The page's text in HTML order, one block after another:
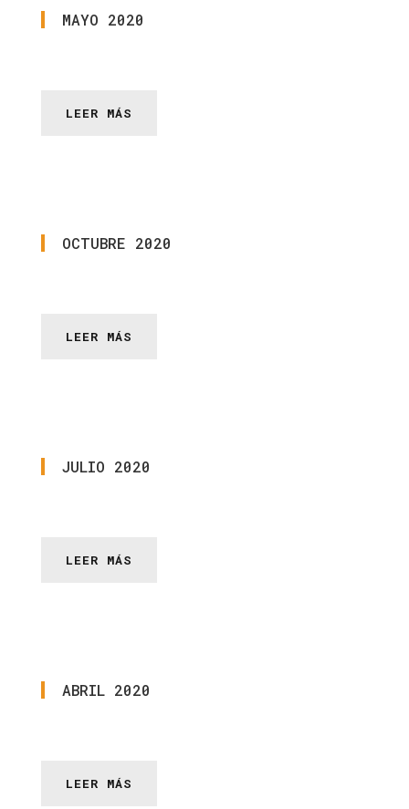
MAYO 2020
LEER MÁS
OCTUBRE 2020
LEER MÁS
JULIO 2020
LEER MÁS
ABRIL 2020
LEER MÁS